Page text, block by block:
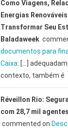
Como Viagens,
Energias
Transformar Seu
Baladaweek
documentos para
Caixa: […]
contexto, também é
Réveillon Rio:
com 28,7 mil
commented on